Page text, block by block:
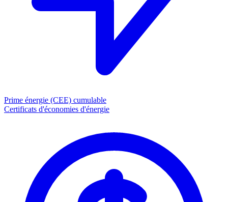
Prime énergie (CEE) cumulable
Certificats d'économies d'énergie